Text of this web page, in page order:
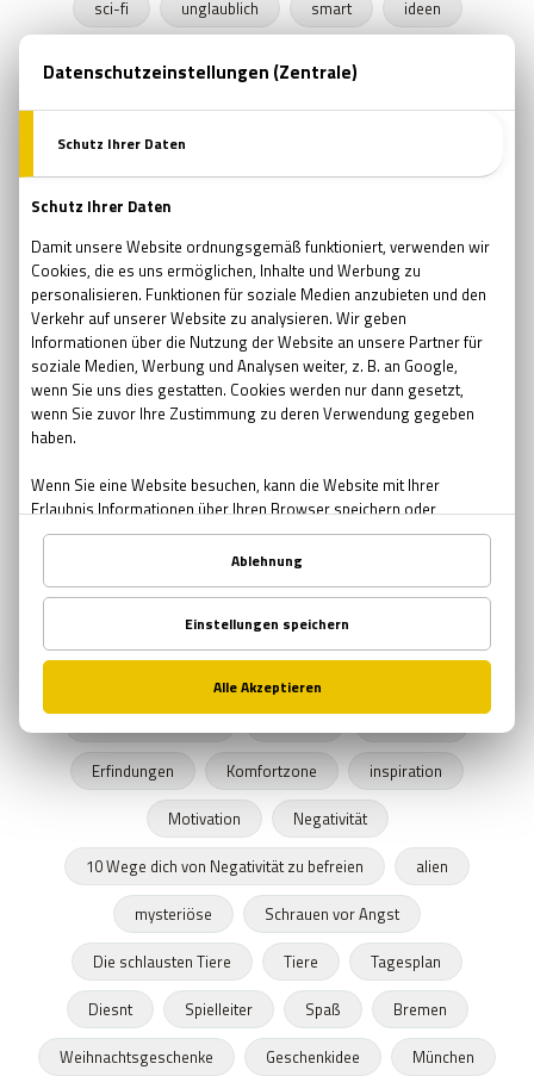
sci-fi unglaublich smart
ideen
wissenschaft
Palmyra Atoll
Paradies
Geschichte Seefahrt
Myteriös
Schatz
Mord unheimlich
Gespenstern
Schauergeschichten
gespenstisches Abenteuer
Albert Einstein
Horrorfilme
horror
Gruselig
Top-Liste
Filmabend
diamantplanet
Feuerplaneten
augesaurons
Aristoteles
Erinnerungsvermögen
Erfindungen
Komfortzone
inspiration
Motivation
Negativität
10 Wege dich von Negativität zu befreien
alien
mysteriöse
Schrauen vor Angst
Die schlausten Tiere
Tiere
Tagesplan
Diesnt
Spielleiter Spaß
Bremen
Weihnachtsgeschenke
Geschenkidee
München